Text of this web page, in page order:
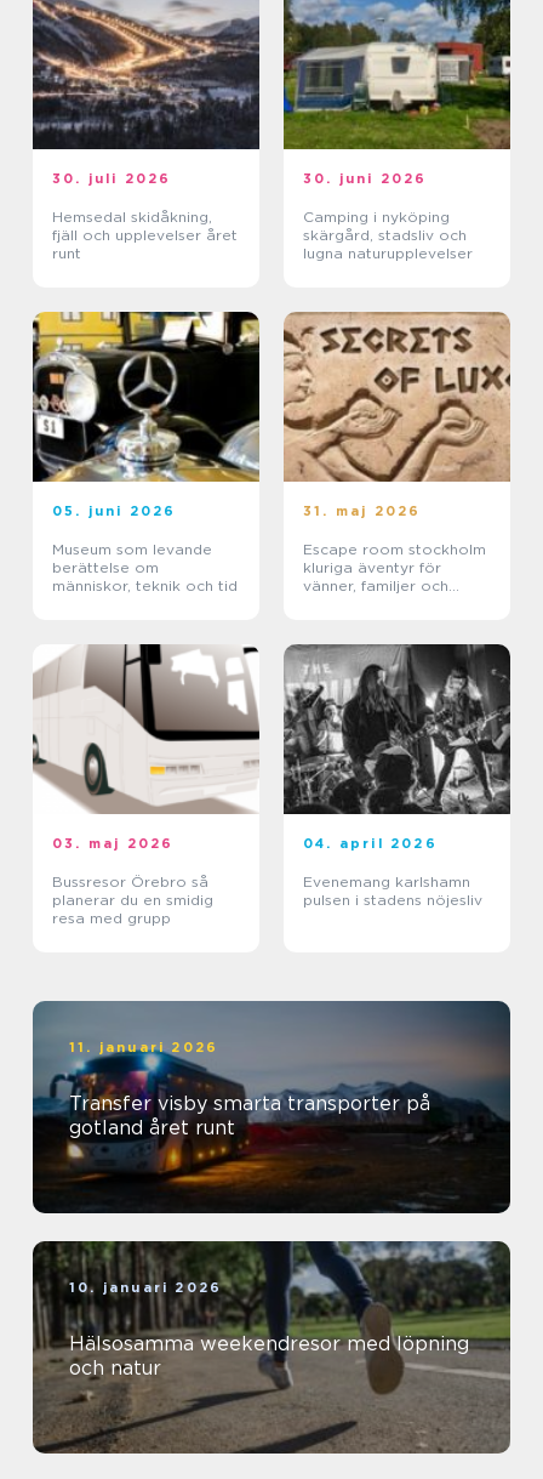
30. juli 2026
Hemsedal skidåkning,
fjäll och upplevelser året
runt
30. juni 2026
Camping i nyköping
skärgård, stadsliv och
lugna naturupplevelser
05. juni 2026
Museum som levande
berättelse om
människor, teknik och tid
31. maj 2026
Escape room stockholm
kluriga äventyr för
vänner, familjer och
03. maj 2026
Bussresor Örebro så
planerar du en smidig
resa med grupp
04. april 2026
Evenemang karlshamn
pulsen i stadens nöjesliv
11. januari 2026
Transfer visby smarta transporter på
gotland året runt
10. januari 2026
Hälsosamma weekendresor med löpning
och natur